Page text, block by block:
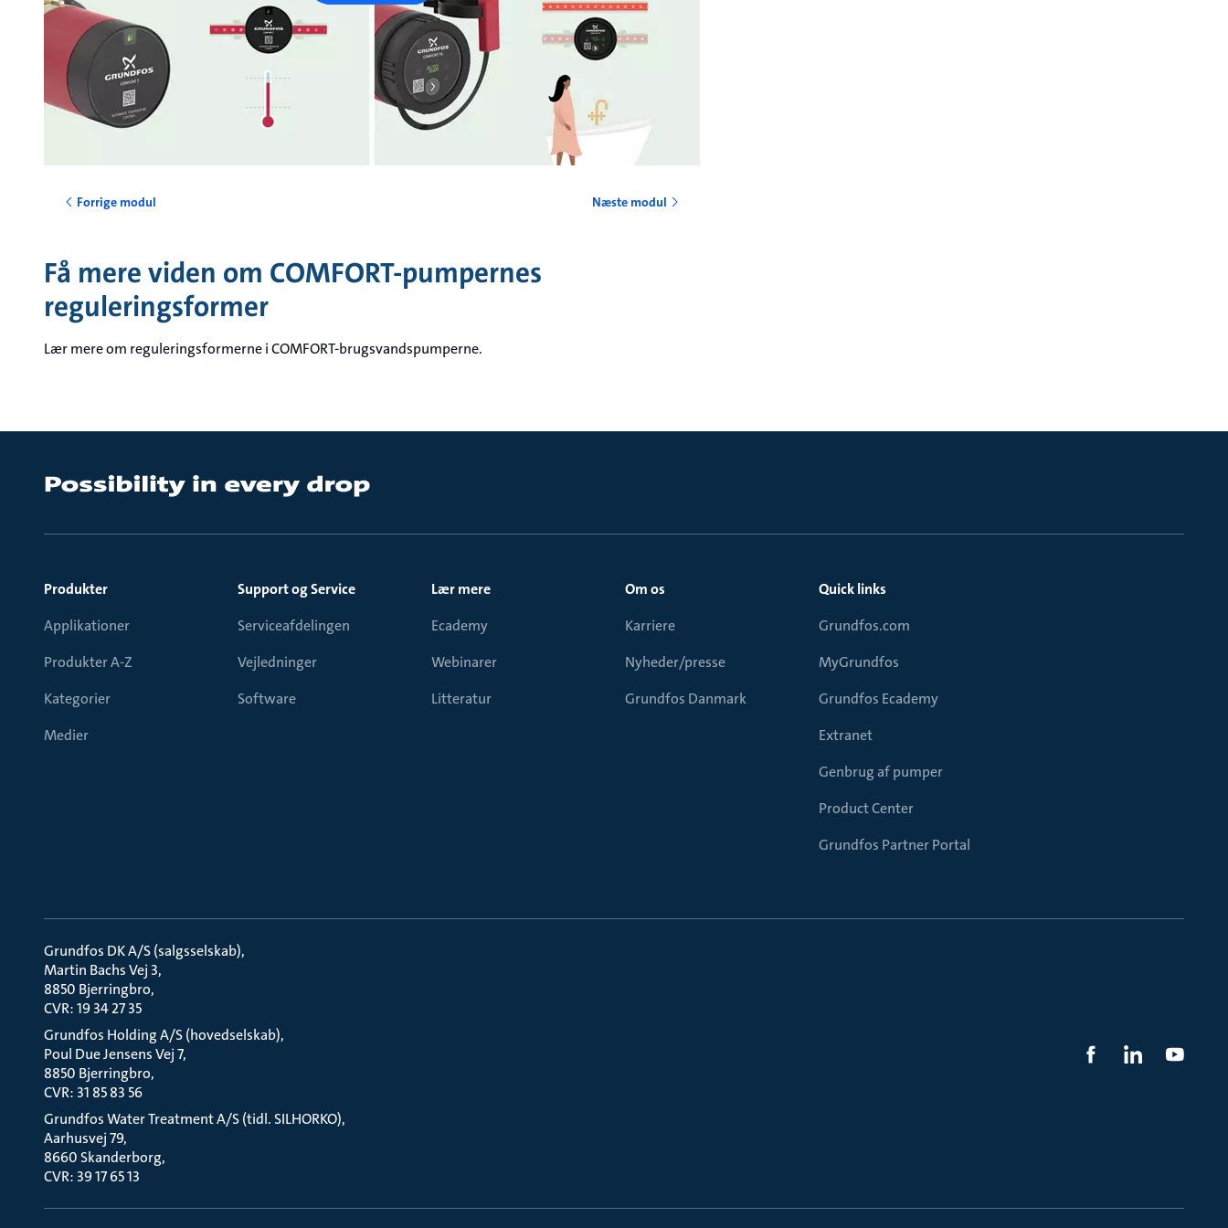
Forrige modul Næste modul
Få mere viden om COMFORT-pumpernes
reguleringsformer
Lær mere om reguleringsformerne i COMFORT-brugsvandspumperne.
Produkter
Applikationer
Produkter A-Z
Kategorier
Medier
Support og Service
Serviceafdelingen
Vejledninger
Software
Lær mere
Ecademy
Webinarer
Litteratur
Om os
Karriere
Nyheder/presse
Grundfos Danmark
Quick links
Grundfos.com
MyGrundfos
Grundfos Ecademy
Extranet
Genbrug af pumper
Product Center
Grundfos Partner Portal
Grundfos DK A/S (salgsselskab)
Martin Bachs Vej 3
8850 Bjerringbro
CVR: 19 34 27 35
Grundfos Holding A/S (hovedselskab)
Poul Due Jensens Vej 7
8850 Bjerringbro
CVR: 31 85 83 56
Grundfos Water Treatment A/S (tidl. SILHORKO)
Aarhusvej 79
8660 Skanderborg
CVR: 39 17 65 13